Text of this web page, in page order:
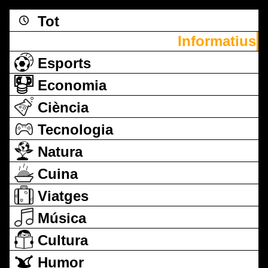
Tot
Informatius
Esports
Economia
Ciència
Tecnologia
Natura
Cuina
Viatges
Música
Cultura
Humor